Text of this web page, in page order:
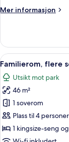
Mer informasjon
Mer
1
soverom,
hjørnerom
Åpne
alle
bildene
av
Familierom,
flere
senger
6
Familierom, flere
Utsikt mot park
46 m²
1 soverom
Plass til 4 personer
1 kingsize-seng